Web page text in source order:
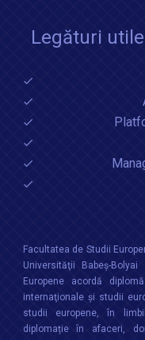
Legături utile
Facultatea de Studii
Universităţii Babeș-
Europene acordă
internaţionale şi studii
studii europene, în
diplomație în afaceri,